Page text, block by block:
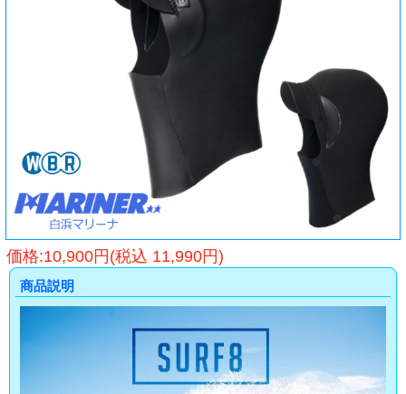
価格:10,900円(税込 11,990円)
商品説明